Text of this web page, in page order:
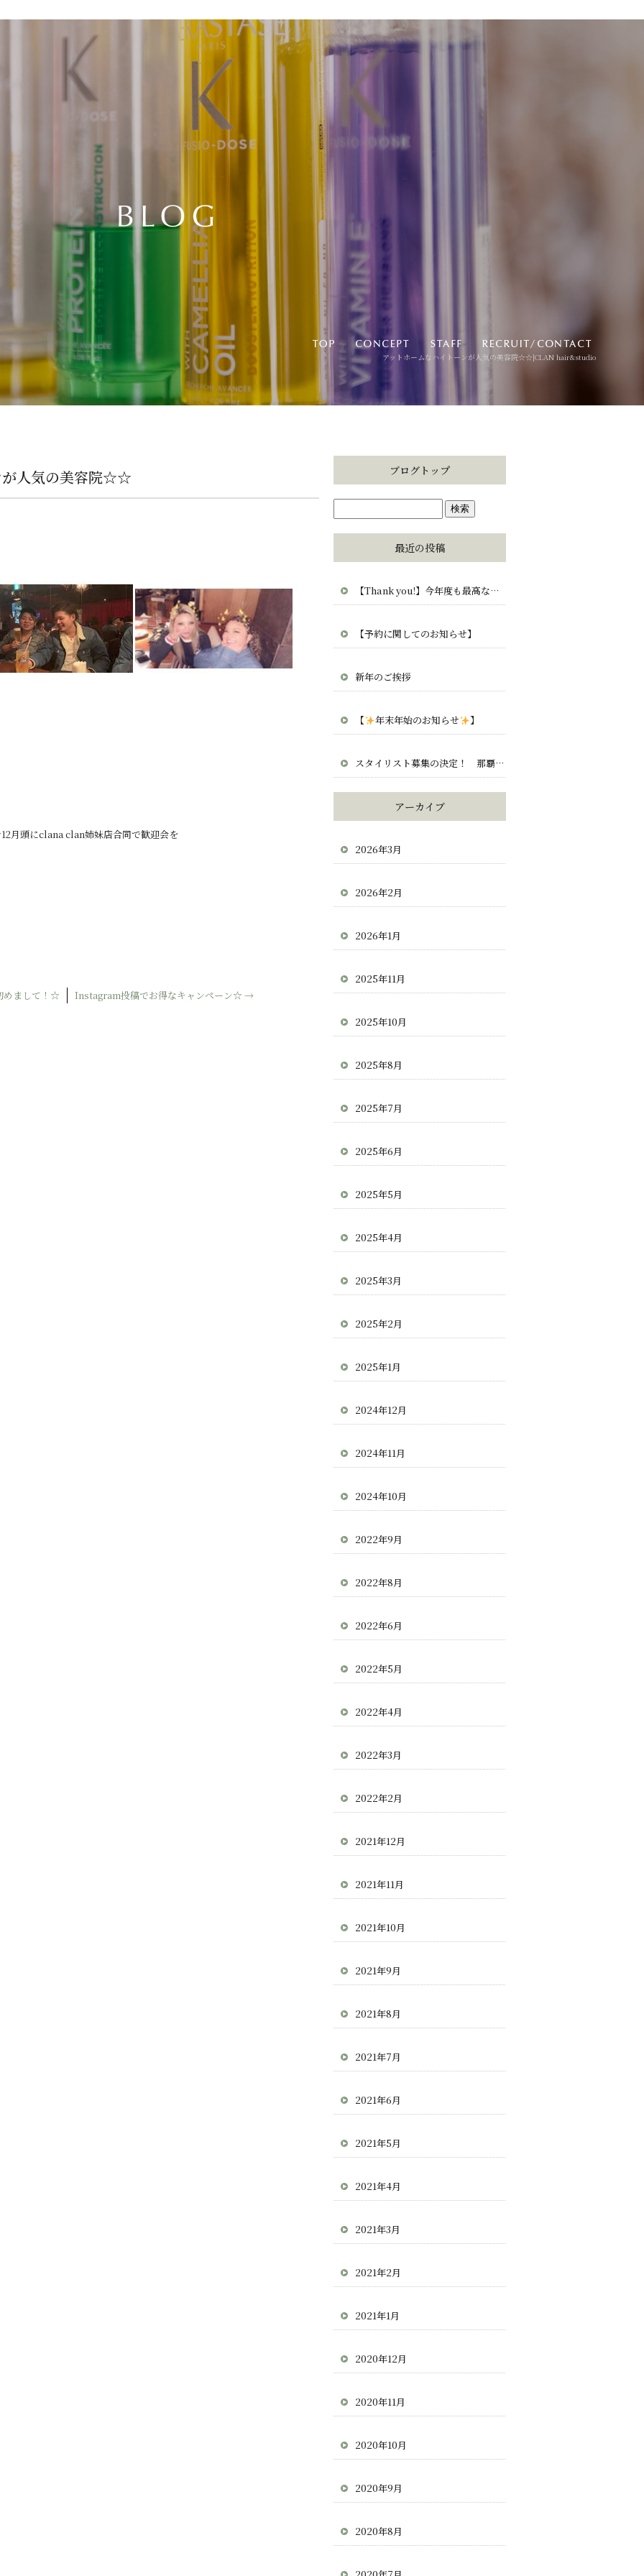
アットホームなハイトーンが人気の美容院☆☆|CLAN hair&studio
が人気の美容院☆☆
月頭にclana clan姉妹店合同で歓迎会を
めまして！☆ Instagram投稿でお得なキャンペーン☆ →
ブログトップ
最近の投稿
【Thank you!】今年度も最高な毎日をありがとう。CLAN・clana・CUCUから愛を込めて。
【予約に関してのお知らせ】
新年のご挨拶
【 年末年始のお知らせ 】
スタイリスト募集の決定！ 那覇 宜野湾 北谷 求人 正社員 業務委託
アーカイブ
2026年3月
2026年2月
2026年1月
2025年11月
2025年10月
2025年8月
2025年7月
2025年6月
2025年5月
2025年4月
2025年3月
2025年2月
2025年1月
2024年12月
2024年11月
2024年10月
2022年9月
2022年8月
2022年6月
2022年5月
2022年4月
2022年3月
2022年2月
2021年12月
2021年11月
2021年10月
2021年9月
2021年8月
2021年7月
2021年6月
2021年5月
2021年4月
2021年3月
2021年2月
2021年1月
2020年12月
2020年11月
2020年10月
2020年9月
2020年8月